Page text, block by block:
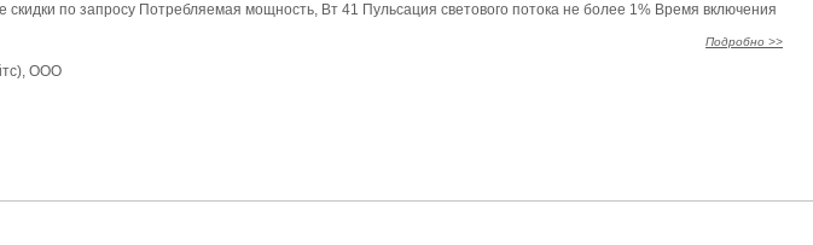
скидки по запросу Потребляемая мощность, Вт 41 Пульсация светового потока не более 1% Время включения
Подробно >>
ООО